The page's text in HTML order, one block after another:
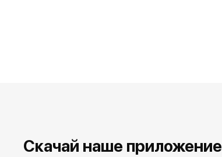
Скачай наше приложение